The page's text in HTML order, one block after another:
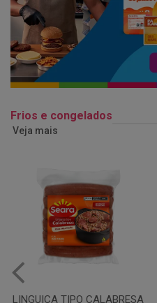
Frios e congelados
Veja mais
LINGUIÇA DE FRANGO